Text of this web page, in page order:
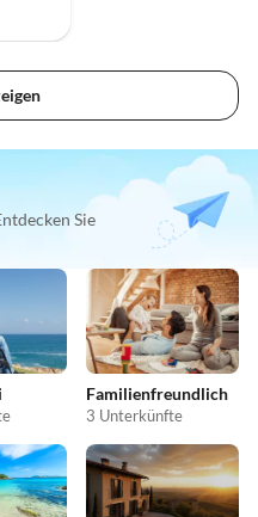
Sie
Familienfreundlich
3 Unterkünfte